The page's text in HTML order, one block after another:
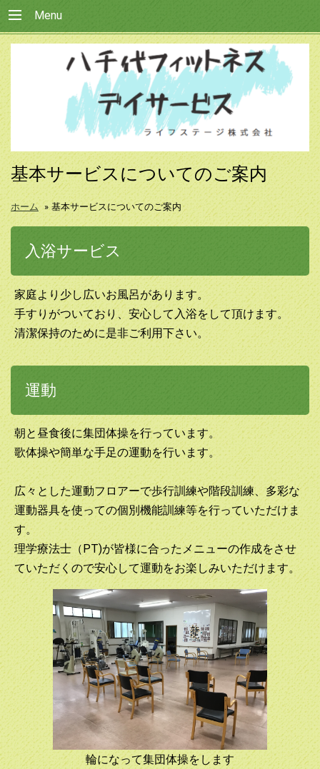
Menu
基本サービスについてのご案内
ホーム » 基本サービスについてのご案内
入浴サービス
家庭より少し広いお風呂があります。
手すりがついており、安心して入浴をして頂けます。
清潔保持のために是非ご利用下さい。
運動
朝と昼食後に集団体操を行っています。
歌体操や簡単な手足の運動を行います。
広々とした運動フロアーで歩行訓練や階段訓練、多彩な
運動器具を使っての個別機能訓練等を行っていただけま
す。
理学療法士（PT)が皆様に合ったメニューの作成をさせ
ていただくので安心して運動をお楽しみいただけます。
輪になって集団体操をします